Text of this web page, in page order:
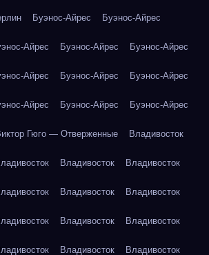
Буэнос-Айрес Буэнос-Айрес
Айрес Буэнос-Айрес Буэнос-Айрес
Айрес Буэнос-Айрес Буэнос-Айрес
Айрес Буэнос-Айрес Буэнос-Айрес
Гюго — Отверженные Владивосток
Владивосток Владивосток
Владивосток Владивосток
Владивосток Владивосток
Владивосток Владивосток